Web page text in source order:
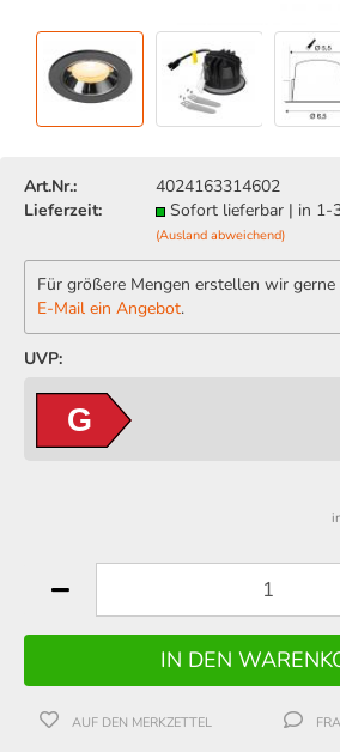
Art.Nr.:
4024163314602
Lieferzeit:
Sofort lieferbar | in 1-
(Ausland abweichend)
Für größere Mengen erstellen wir
E-Mail ein Angebot.
UVP:
G
AUF DEN MERKZETTEL